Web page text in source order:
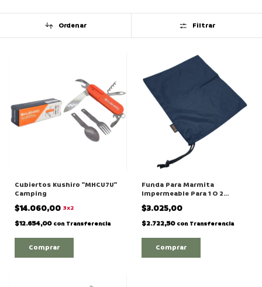
Ordenar Filtrar
Cubiertos Kushiro "MHCU7U"
Camping
$14.060,00 3x2
$12.654,00 con Transferencia
Funda Para Marmita
Impermeable Para 1 O 2
Personas
$3.025,00
$2.722,50 con Transferencia
Comprar